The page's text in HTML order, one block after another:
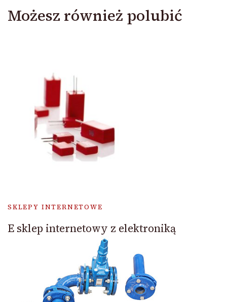
Możesz również polubić
SKLEPY INTERNETOWE
E sklep internetowy z elektroniką